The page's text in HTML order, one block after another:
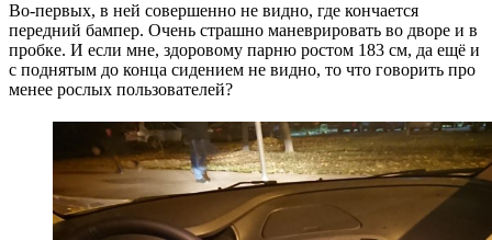
Во-первых, в ней совершенно не видно, где кончается
передний бампер. Очень страшно маневрировать во дворе и в
пробке. И если мне, здоровому парню ростом 183 см, да ещё и
с поднятым до конца сидением не видно, то что говорить про
менее рослых пользователей?